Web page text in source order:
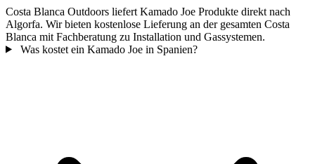
Costa Blanca Outdoors liefert Kamado Joe Produkte direkt nach
Algorfa. Wir bieten kostenlose Lieferung an der gesamten Costa
Blanca mit Fachberatung zu Installation und Gassystemen.
Was kostet ein Kamado Joe in Spanien?